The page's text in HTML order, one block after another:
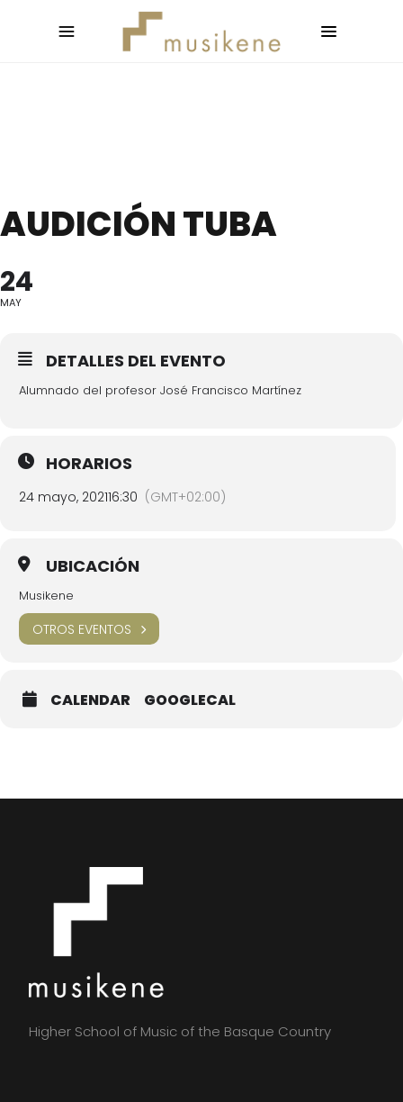
AUDICIÓN TUBA
24
MAY
DETALLES DEL EVENTO
Alumnado del profesor José Francisco Martínez
HORARIOS
24 mayo, 202116:30 (GMT+02:00)
UBICACIÓN
Musikene
OTROS EVENTOS
CALENDAR GOOGLECAL
Higher School of Music of the Basque Country